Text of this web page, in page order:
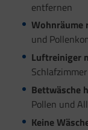
entfernen
Wohnräume
und
Luftreiniger
Schlafzimmer
Bettwäsche
Pollen und
Keine